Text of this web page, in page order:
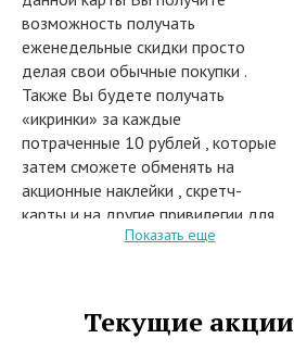
возможность получать
еженедельные скидки просто
делая свои обычные покупки .
Также Вы будете получать
«икринки» за каждые
потраченные 10 рублей , которые
затем сможете обменять на
акционные наклейки , скретч-
карты и на другие привилегии для
постоянных покупателей .
=30 000 бонусов , которые
сможете потратить по-своему
Показать еще
Текущие акции